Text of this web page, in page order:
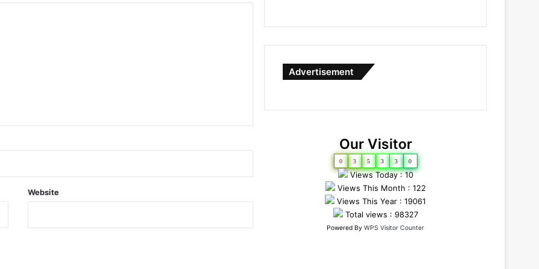
Website
Advertisement
Our Visitor
0 3 5 3 3 0
Views Today : 10
Views This Month : 122
Views This Year : 19061
Total views : 98327
Powered By WPS Visitor Counter